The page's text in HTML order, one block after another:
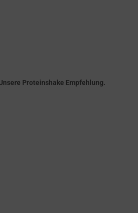
Proteinshake Empfehlung.